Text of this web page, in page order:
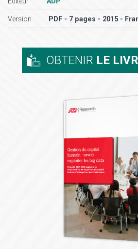
Version PDF - 7 pages - 2015 -
OBTENIR LE